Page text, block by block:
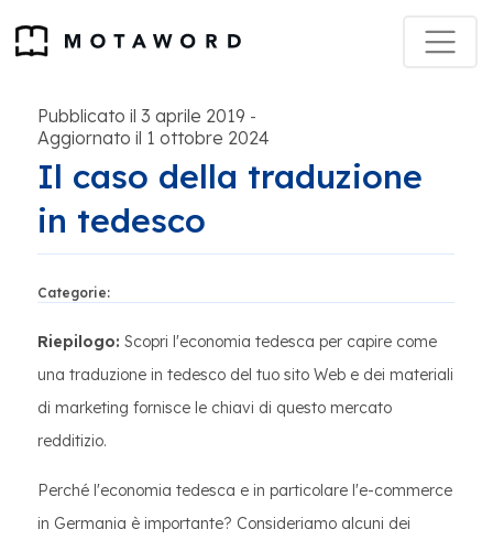
Pubblicato il 3 aprile 2019 -
Aggiornato il 1 ottobre 2024
Il caso della traduzione
in tedesco
Categorie:
Riepilogo: Scopri l'economia tedesca per capire come
una traduzione in tedesco del tuo sito Web e dei materiali
di marketing fornisce le chiavi di questo mercato
redditizio.
Perché l'economia tedesca e in particolare l'e-commerce
in Germania è importante? Consideriamo alcuni dei